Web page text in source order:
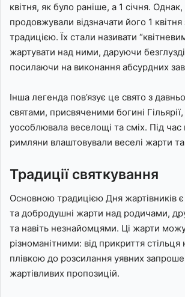
квітня, як було раніше, а 1 січня.
продовжували відзначати його 1
традицією. Їх стали називати
жартувати над ними, даруючи
посилаючи на виконання абсурдних
Інша легенда пов’язує це свято з
святами, присвяченими богині
уособлювала веселощі та сміх. Під час
римляни влаштовували веселі жарти та
Традиції святкування
Основною традицією Дня жартівників
та добродушні жарти над родичами,
та навіть незнайомцями. Ці жарти
різноманітними: від прикриття
плівкою до розсилання уявних
жартівливих пропозицій.